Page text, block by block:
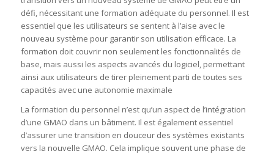
défi, nécessitant une formation adéquate du personnel. Il est
essentiel que les utilisateurs se sentent à l’aise avec le
nouveau système pour garantir son utilisation efficace. La
formation doit couvrir non seulement les fonctionnalités de
base, mais aussi les aspects avancés du logiciel, permettant
ainsi aux utilisateurs de tirer pleinement parti de toutes ses
capacités avec une autonomie maximale
La formation du personnel n’est qu’un aspect de l’intégration
d’une GMAO dans un bâtiment. Il est également essentiel
d’assurer une transition en douceur des systèmes existants
vers la nouvelle GMAO. Cela implique souvent une phase de